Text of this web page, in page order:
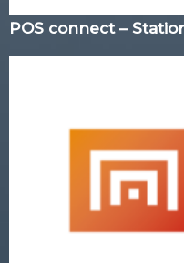
POS connect –